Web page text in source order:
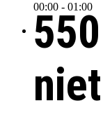
00:00 - 01:00